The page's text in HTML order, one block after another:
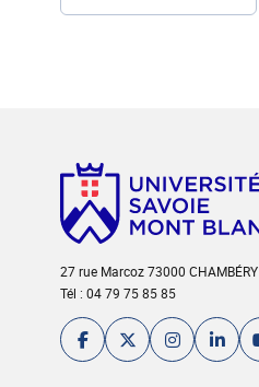
27 rue Marcoz 73000 CHAMBÉRY
Tél : 04 79 75 85 85